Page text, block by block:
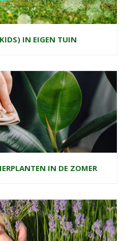
IN EIGEN TUIN
IN DE ZOMER